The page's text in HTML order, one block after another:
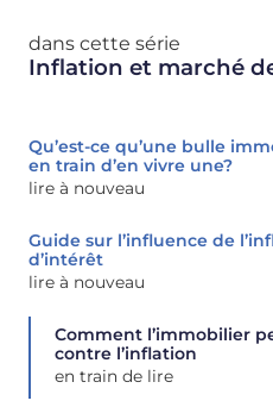
dans cette série
Inflation et marché
Qu’est-ce qu’une bulle
en train d’en vivre une?
lire à nouveau
Guide sur l’influence de
d’intérêt
lire à nouveau
Comment l’immobilier
contre l’inflation
en train de lire